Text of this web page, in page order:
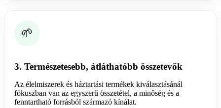
🌱
3. Természetesebb, átláthatóbb összetevők
Az élelmiszerek és háztartási termékek kiválasztásánál
fókuszban van az egyszerű összetétel, a minőség és a
fenntartható forrásból származó kínálat.